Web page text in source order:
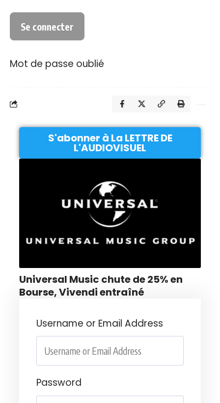
Mot de passe oublié
S'abonner à La LETTRE DE
L'AUDIOVISUEL
Universal Music chute de 25% en
Bourse, Vivendi entraîné
Username or Email Address
Password